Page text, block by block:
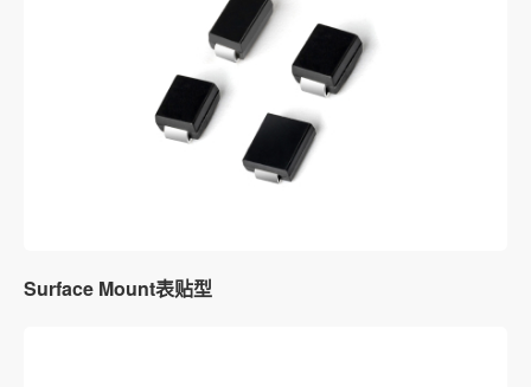
Surface Mount表贴型